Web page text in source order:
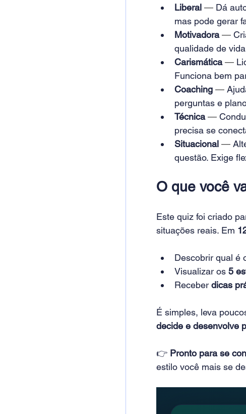
Liberal — Dá
mas pode gerar
Motivadora —
qualidade de
Carismática —
Funciona bem
Coaching —
perguntas e
Técnica —
precisa se
Situacional —
questão. Exige
O que você
Este quiz foi criado
situações reais. Em
Descobrir qual é
Visualizar os 5
Receber dicas
É simples, leva
decide e desenvolve
👉 Pronto para se
estilo você mais se